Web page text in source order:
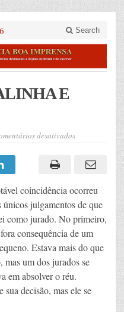
Search
E
desativadosem
GALINHA
coincidência ocorreu
únicos julgamentos de que
como jurado. No primeiro,
consequência de um
Estava mais do que
mas um dos jurados se
em absolver o réu.
sua decisão, mas ele se